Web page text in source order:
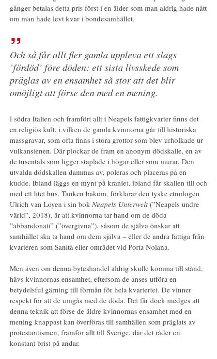
gånger betalas detta pris först i en ålder som man aldrig hade nått
om man hade levt kvar i bondesamhället.
Och så får allt fler gamla uppleva ett slags
’fördöd’ före döden: ett sista livsskede som
präglas av en ensamhet så stor att det blir
omöjligt att förse den med en mening.
I södra Italien och framfört allt i Neapels fattigkvarter finns det
en religiös kult, i vilken de gamla kvinnorna går till historiska
massgravar, som ofta finns i stora grottor som blev urholkade ur
vulkanstenen. Där plockar de fram en anonym dödskalle, en av
de tusentals som ligger staplade i högar eller som murar. Den
utvalda dödskallen dammas av, poleras och placeras på en
kudde. Ibland läggs en mynt på kraniet, ibland får skallen till och
med ett litet hus. Tanken bakom, förklarar den tyske etnologen
Ulrich van Loyen i sin bok Neapels Unterwelt(”Neapels undre
värld”, 2018), är att kvinnorna tar hand om de döda
”abbandonati” (”övergivna”), såsom de själva önskar att
samhället ska ta hand om dem själva – eller de andra fattiga från
kvarteren som Sanità eller området vid Porta Nolana.
Men även om denna byteshandel aldrig skulle komma till stånd,
hävs kvinnornas ensamhet, eftersom de anses utföra en
betydelsful gärning till förmån för hela kvartertet. De vinner
respekt för att de umgås med de döda. Det får dock medges att
denna teknik att förse de äldre kvinnornas ensamhet med en
mening knappast kan överföras till samhällen som präglats av
protestantismen, framför allt till Sverige, där det råder en
konstant brist på andar.